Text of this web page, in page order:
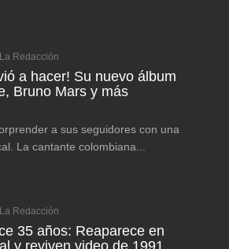
La Redacción
a hacer! Su nuevo álbum
Bruno Mars y más
a sus seguidores con una
La cantante colombiana...
La Redacción
35 años: Reaparece en
y reviven video de 1991